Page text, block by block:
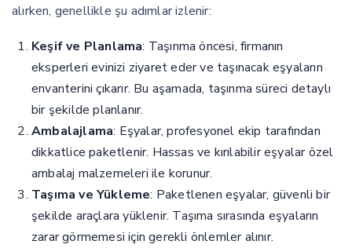
alırken, genellikle şu adımlar izlenir:
Keşif ve Planlama: Taşınma öncesi, firmanın
eksperleri evinizi ziyaret eder ve taşınacak eşyaların
envanterini çıkarır. Bu aşamada, taşınma süreci detaylı
bir şekilde planlanır.
Ambalajlama: Eşyalar, profesyonel ekip tarafından
dikkatlice paketlenir. Hassas ve kırılabilir eşyalar özel
ambalaj malzemeleri ile korunur.
Taşıma ve Yükleme: Paketlenen eşyalar, güvenli bir
şekilde araçlara yüklenir. Taşıma sırasında eşyaların
zarar görmemesi için gerekli önlemler alınır.